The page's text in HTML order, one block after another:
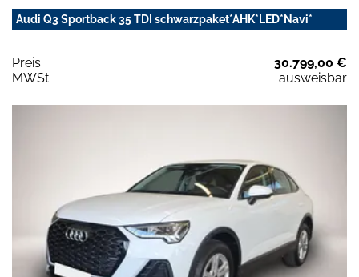
Audi Q3 Sportback 35 TDI schwarzpaket*AHK*LED*Navi*
Preis:
30.799,00 €
MWSt:
ausweisbar